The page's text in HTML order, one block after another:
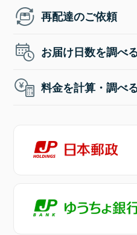
再配達のご依頼
お届け日数を調べ
料金を計算・調べ